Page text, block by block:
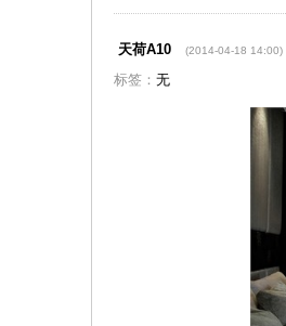
天荷A10 (2014-04-18 14:00)
标签： 无